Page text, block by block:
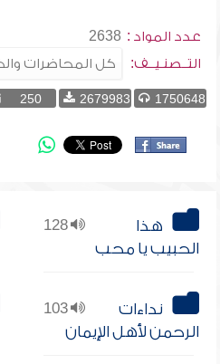
عدد المواد : 2638
التــصنـيــف:
1750648
2679983
250
128
هذا
الحبيب يا محب
103
نداءات
الرحمن لأهل الإيمان